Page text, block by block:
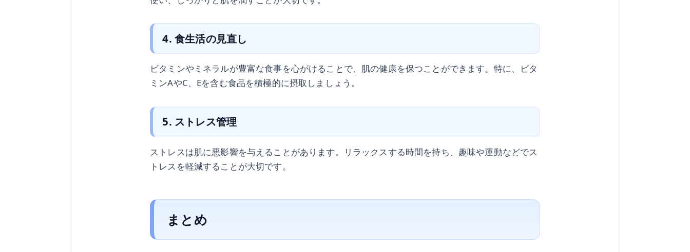
4. 食生活の見直し
ビタミンやミネラルが豊富な食事を心がけることで、肌の健康を保つことができます。特に、ビタ
ミンAやC、Eを含む食品を積極的に摂取しましょう。
5. ストレス管理
ストレスは肌に悪影響を与えることがあります。リラックスする時間を持ち、趣味や運動などでス
トレスを軽減することが大切です。
まとめ